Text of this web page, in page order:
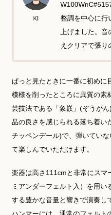
KI
整調を中心に行
上げました。音
えクリアで張り
ぱっと見たときに一番に初めに
模様を削ったところに異質の素
芸技法である「象嵌」(ぞうがん)
品の良さを感じられる落ち着い
チッペンデール)で、弾いてい
て楽しんでいただけます。
楽器は高さ111cmと非常にスマ
ミアンダーフェルト入）を用
する豊かな音量と響きで演奏し